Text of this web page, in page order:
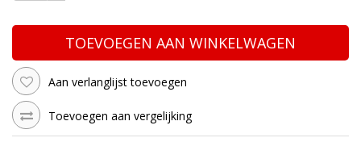
TOEVOEGEN AAN WINKELWAGEN
Aan verlanglijst toevoegen
Toevoegen aan vergelijking